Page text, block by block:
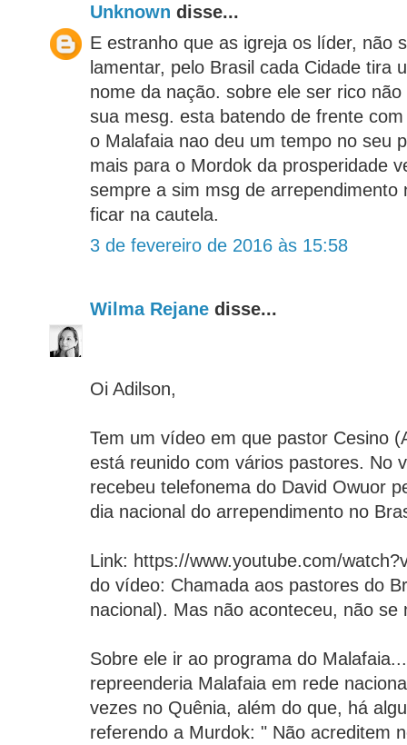
Unknown disse...
E estranho que as igreja os líder, não
lamentar, pelo Brasil cada Cidade tira
nome da nação. sobre ele ser rico
sua mesg. esta batendo de frente
o Malafaia nao deu um tempo no seu
mais para o Mordok da prosperidade
sempre a sim msg de arrependimento
ficar na cautela.
3 de fevereiro de 2016 às 15:58
Wilma Rejane disse...
Oi Adilson,
Tem um vídeo em que pastor Cesino
está reunido com vários pastores. No
recebeu telefonema do David Owuor
dia nacional do arrependimento no
Link: https://www.youtube.com/
do vídeo: Chamada aos pastores do
nacional). Mas não aconteceu, não se
Sobre ele ir ao programa do
repreenderia Malafaia em rede
vezes no Quênia, além do que, há
referendo a Murdok: " Não acreditem